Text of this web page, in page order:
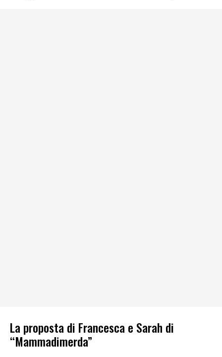
La proposta di Francesca e Sarah di
“Mammadimerda”